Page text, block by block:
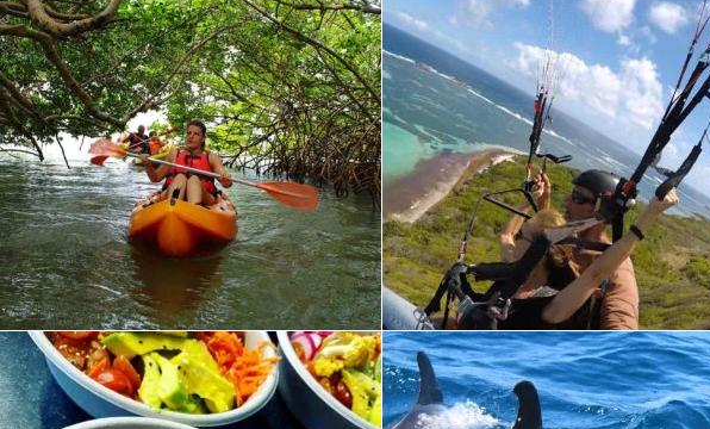
Mode & accessoires(2)
Plaisir et bien-être(0)
Presse, tabac(0)
prêt-à-porter homme(0)
Produits pour
animaux(4)
Produits régionaux(0)
Souvenirs & Artisanat(1)
Tissus(1)
Vins, épices &
chocolat(0)